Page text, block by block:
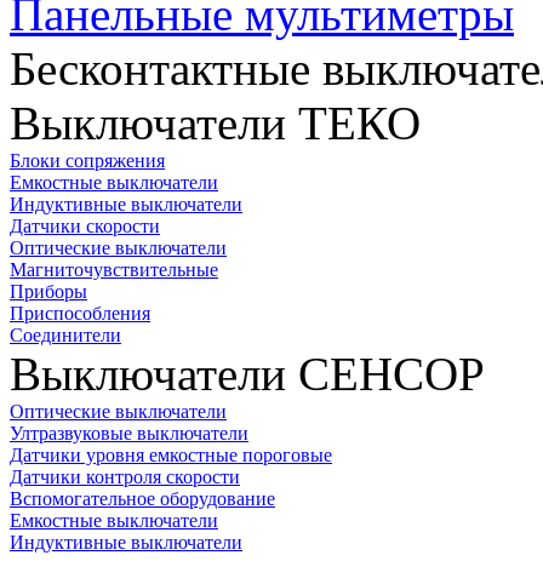
Панельные мультиметры
Бесконтактные
Выключатели ТЕКО
Блоки сопряжения
Емкостные выключатели
Индуктивные выключатели
Датчики скорости
Оптические выключатели
Магниточувствительные
Приборы
Приспособления
Соединители
Выключатели СЕНСОР
Оптические выключатели
Ултразвуковые выключатели
Датчики уровня емкостные пороговые
Датчики контроля скорости
Вспомогательное оборудование
Емкостные выключатели
Индуктивные выключатели